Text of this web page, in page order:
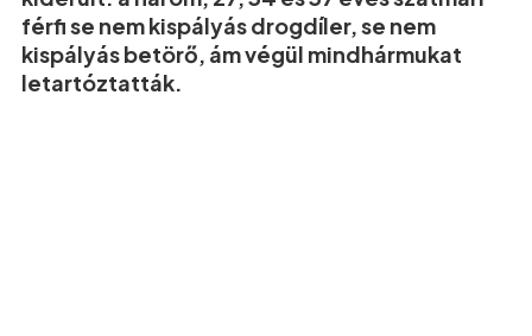
férfi se nem kispályás drogdíler, se nem
kispályás betörő, ám végül mindhármukat
letartóztatták.